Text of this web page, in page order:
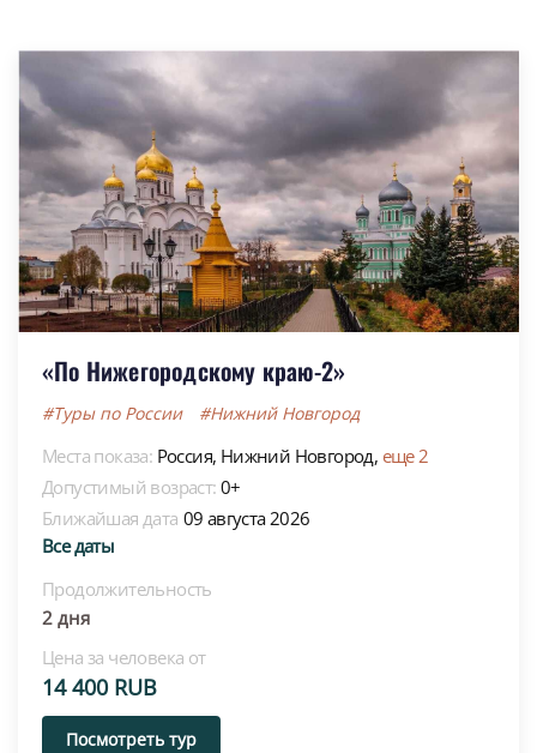
«По Нижегородскому краю-2»
#Туры по России #Нижний Новгород
Места показа: Россия, Нижний Новгород, еще 2
Допустимый возраст: 0+
Ближайшая дата 09 августа 2026
Все даты
Продолжительность
2 дня
Цена за человека от
14 400 RUB
Посмотреть тур